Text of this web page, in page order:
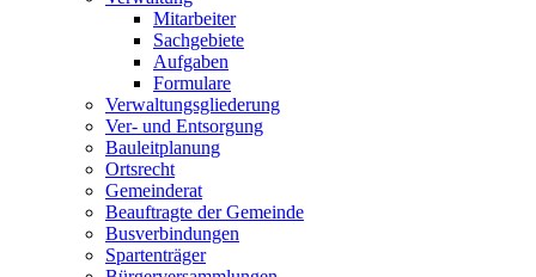
Mitarbeiter
Sachgebiete
Aufgaben
Formulare
Verwaltungsgliederung
Ver- und Entsorgung
Bauleitplanung
Ortsrecht
Gemeinderat
Beauftragte der Gemeinde
Busverbindungen
Spartenträger